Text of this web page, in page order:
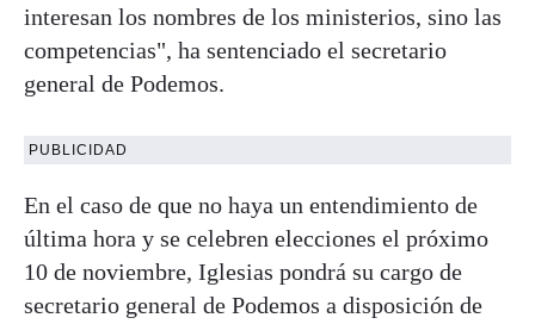
interesan los nombres de los ministerios, sino las
competencias", ha sentenciado el secretario
general de Podemos.
PUBLICIDAD
En el caso de que no haya un entendimiento de
última hora y se celebren elecciones el próximo
10 de noviembre, Iglesias pondrá su cargo de
secretario general de Podemos a disposición de